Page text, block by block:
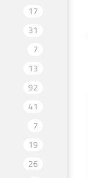
17
31
7
13
92
41
7
19
26